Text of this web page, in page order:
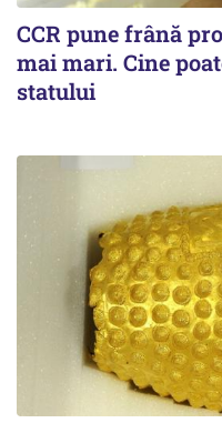
CCR pune frână
mai mari. Cine
statului